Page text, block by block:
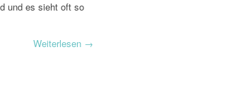
und es sieht oft so
Weiterlesen →